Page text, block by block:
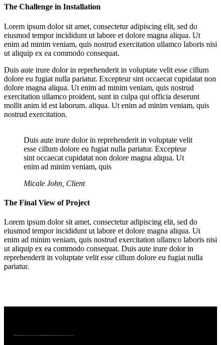
The Challenge in Installation
Lorem ipsum dolor sit amet, consectetur adipiscing elit, sed do
eiusmod tempor incididunt ut labore et dolore magna aliqua. Ut
enim ad minim veniam, quis nostrud exercitation ullamco laboris nisi
ut aliquip ex ea commodo consequat.
Duis aute irure dolor in reprehenderit in voluptate velit esse cillum
dolore eu fugiat nulla pariatur. Excepteur sint occaecat cupidatat non
dolore magna aliqua. Ut enim ad minim veniam, quis nostrud
exercitation ullamco proident, sunt in culpa qui officia deserunt
mollit anim id est laborum. aliqua. Ut enim ad minim veniam, quis
nostrud exercitation.
Duis aute irure dolor in reprehenderit in voluptate velit
esse cillum dolore eu fugiat nulla pariatur. Excepteur
sint occaecat cupidatat non dolore magna aliqua. Ut
enim ad minim veniam, quis
Micale John, Client
The Final View of Project
Lorem ipsum dolor sit amet, consectetur adipiscing elit, sed do
eiusmod tempor incididunt ut labore et dolore magna aliqua. Ut
enim ad minim veniam, quis nostrud exercitation ullamco laboris nisi
ut aliquip ex ea commodo consequat. Duis aute irure dolor in
reprehenderit in voluptate velit esse cillum dolore eu fugiat nulla
pariatur.